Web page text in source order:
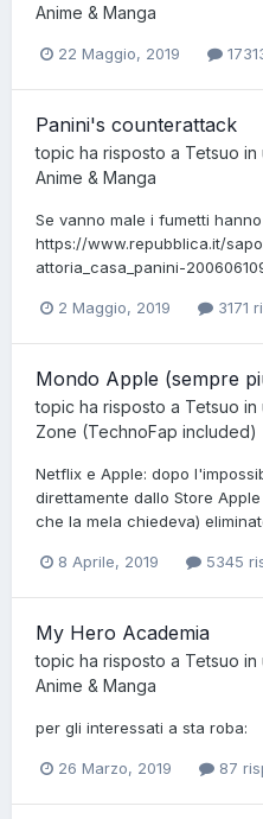
Anime & Manga
22 Maggio, 2019
Panini's counterattack
topic ha risposto a Tetsuo in
Anime & Manga
Se vanno male i fumetti
https://www.repubblica.it/
attoria_casa_panini-
2 Maggio, 2019 3171
Mondo Apple (sempre
topic ha risposto a Tetsuo in
Zone (TechnoFap included)
Netflix e Apple: dopo
direttamente dallo Store
che la mela chiedeva)
8 Aprile, 2019 5345
My Hero Academia
topic ha risposto a Tetsuo in
Anime & Manga
per gli interessati a sta roba:
26 Marzo, 2019 87